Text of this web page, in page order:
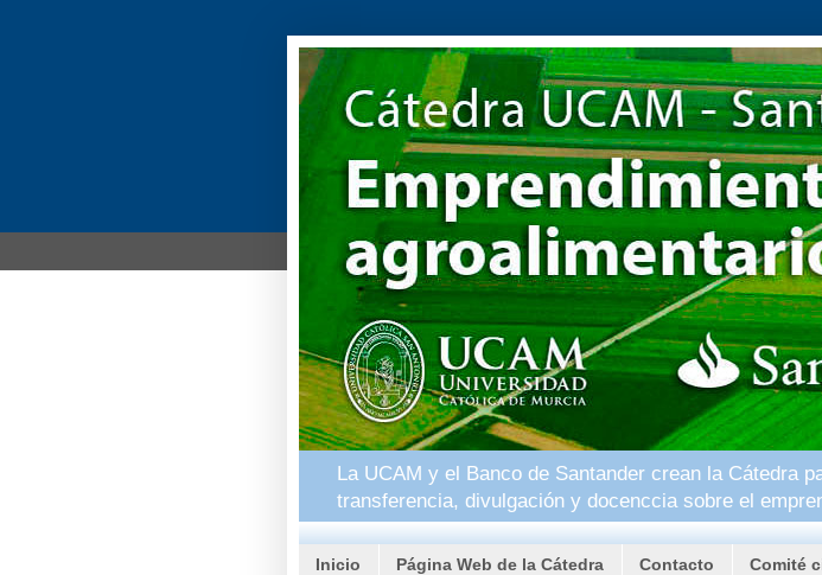
La UCAM y el Banco de Santander crean la Cátedra
transferencia, divulgación y docenccia sobre el
Inicio Página Web de la Cátedra Contacto Comité